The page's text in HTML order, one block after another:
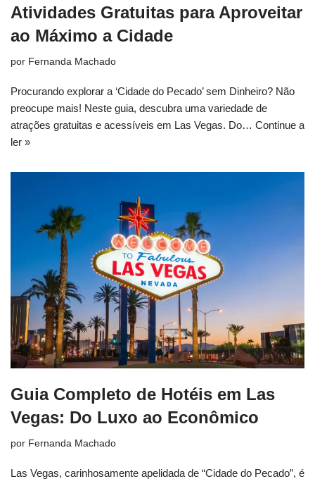
Atividades Gratuitas para Aproveitar
ao Máximo a Cidade
por Fernanda Machado
Procurando explorar a ‘Cidade do Pecado’ sem Dinheiro? Não
preocupe mais! Neste guia, descubra uma variedade de
atrações gratuitas e acessíveis em Las Vegas. Do… Continue a
ler »
Guia Completo de Hotéis em Las
Vegas: Do Luxo ao Econômico
por Fernanda Machado
Las Vegas, carinhosamente apelidada de “Cidade do Pecado”, é